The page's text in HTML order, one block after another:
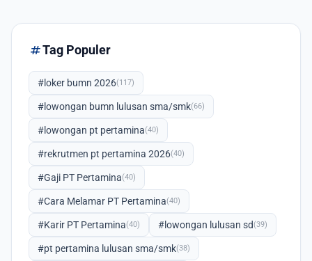
tagTag Populer
#loker bumn 2026(117)
#lowongan bumn lulusan sma/smk(66)
#lowongan pt pertamina(40)
#rekrutmen pt pertamina 2026(40)
#Gaji PT Pertamina(40)
#Cara Melamar PT Pertamina(40)
#Karir PT Pertamina(40) #lowongan lulusan sd(39)
#pt pertamina lulusan sma/smk(38)